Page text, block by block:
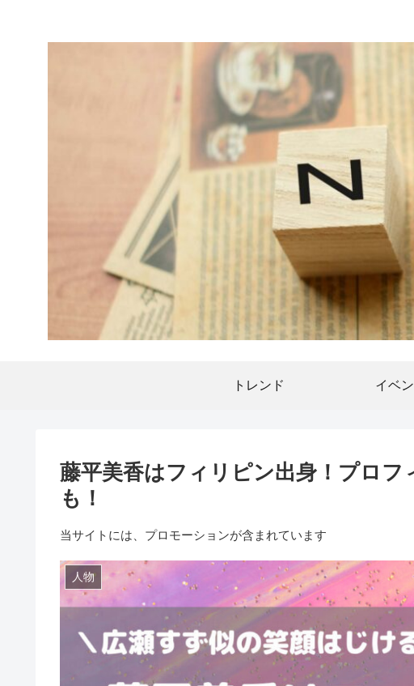
トレンド イベ
藤平美香はフィリピン出身！プロフ
も！
当サイトには、プロモーションが含まれています
人物